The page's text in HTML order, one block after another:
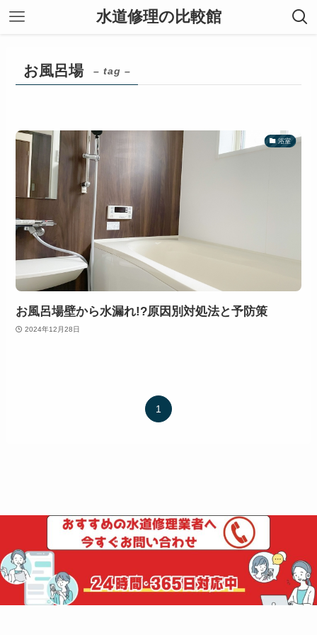
水道修理の比較館
お風呂場 – tag –
浴室
お風呂場壁から水漏れ!?原因別対処法と予防策
2024年12月28日
1
お風呂場